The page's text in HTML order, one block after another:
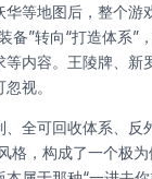
等地图后，整个游
备”转向“打造体系”
等内容。王陵牌、新
视。
、全可回收体系、反
格，构成了一个极